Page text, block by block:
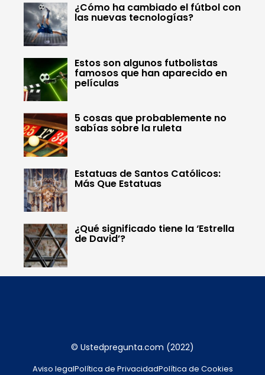
¿Cómo ha cambiado el fútbol con
las nuevas tecnologías?
Estos son algunos futbolistas
famosos que han aparecido en
películas
5 cosas que probablemente no
sabías sobre la ruleta
Estatuas de Santos Católicos:
Más Que Estatuas
¿Qué significado tiene la ‘Estrella
de David’?
© Ustedpregunta.com (2022)
Aviso legalPolítica de PrivacidadPolítica de Cookies